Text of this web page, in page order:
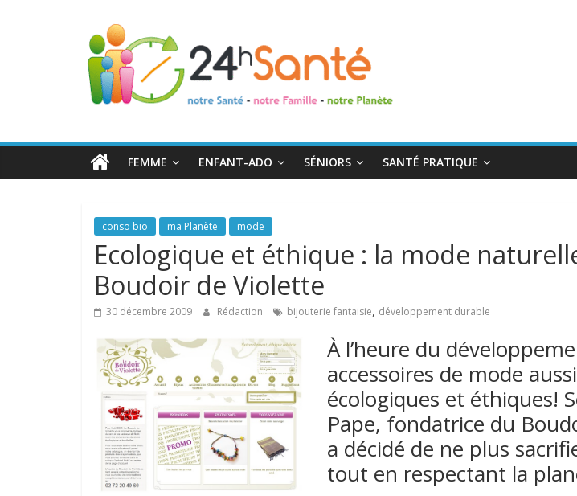
24h
Santé
toute
FEMME ENFANT-ADO SÉNIORS SANTÉ PRATIQUE
conso bio ma Planète mode
Ecologique et éthique : la mode
Boudoir de Violette
30 décembre 2009 Rédaction bijouterie fantaisie, développement durable
À l’heure du
accessoires de mode
écologiques et éthiques!
Pape, fondatrice du
a décidé de ne plus
tout en respectant la